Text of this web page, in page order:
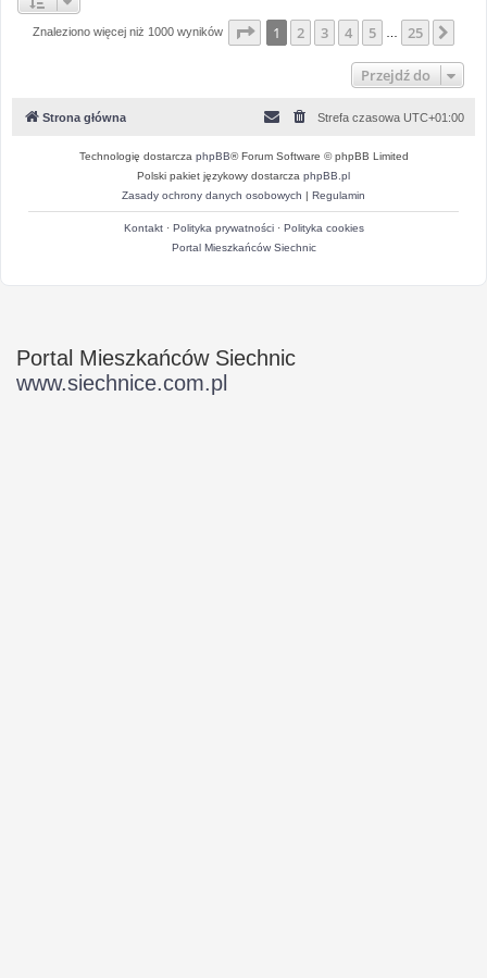
Znaleziono więcej niż 1000 wyników Strona z25
1 2 3 4 5 25
Przejdź do
Strona główna Strefa czasowa UTC+01:00
Technologię dostarcza phpBB® Forum Software © phpBB Limited
Polski pakiet językowy dostarcza phpBB.pl
Zasady ochrony danych osobowych | Regulamin
Kontakt· Polityka prywatności· Polityka cookies
Portal Mieszkańców Siechnic
Portal Mieszkańców Siechnic
www.siechnice.com.pl